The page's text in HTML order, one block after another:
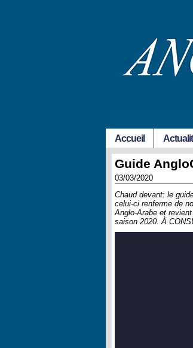
Accueil
Guide
03/03/2020
Chaud devant: le
celui-ci renferme de
Anglo-Arabe et
saison 2020. À